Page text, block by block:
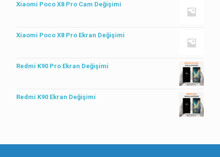
Xiaomi Poco X8 Pro Cam Değişimi
Xiaomi Poco X8 Pro Ekran Değişimi
Redmi K90 Pro Ekran Değişimi
Redmi K90 Ekran Değişimi